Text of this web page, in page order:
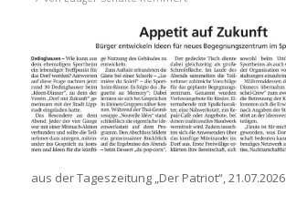
aus der Tageszeitung „Der Patriot“, 21.07.2026